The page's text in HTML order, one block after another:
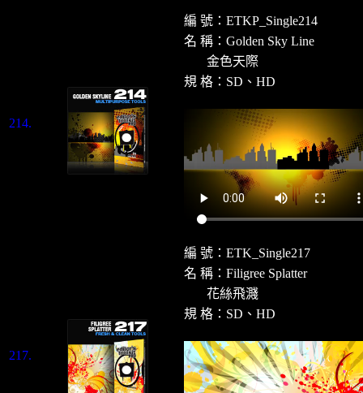
214.
編 號：ETKP_Single214
名 稱：Golden Sky Line
金色天際
規 格：SD、HD
217.
編 號：ETK_Single217
名 稱：Filigree Splatter
花絲飛濺
規 格：SD、HD